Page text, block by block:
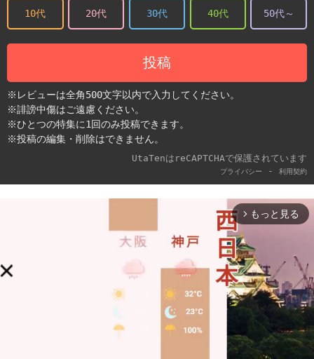
10代 20代 30代 40代 50代～
投稿
※レビューは全角500文字以内で入力してください。
※誹謗中傷はご遠慮ください。
※ひとつの特集に1回のみ投稿できます。
※投稿の編集・削除はできません。
UtaTenはreCAPTCHAで保護されています
プライバシー - 利用契約
arrow_forward_ios もっと見る